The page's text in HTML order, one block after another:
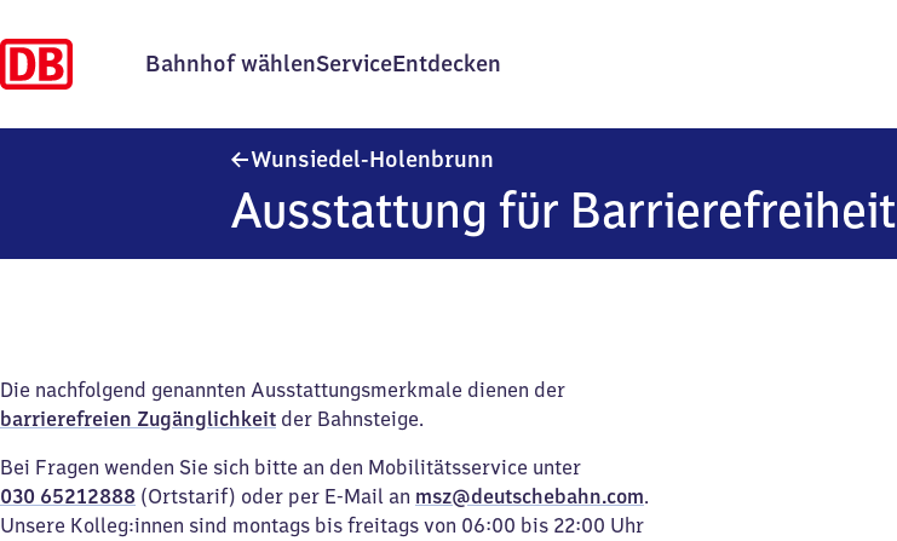
Bahnhof wählenServiceEntdecken
Wunsiedel-Holenbrunn
Ausstattung für Barrierefreiheit
Die nachfolgend genannten Ausstattungsmerkmale dienen der
barrierefreien Zugänglichkeit der Bahnsteige.
Bei Fragen wenden Sie sich bitte an den Mobilitätsservice unter
030 65212888 (Ortstarif) oder per E-Mail an msz@deutschebahn.com.
Unsere Kolleg:innen sind montags bis freitags von 06:00 bis 22:00 Uhr